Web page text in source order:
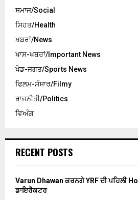
ਸਮਾਜ/Social
ਸਿਹਤ/Health
ਖਬਰਾਂ/News
ਖਾਸ-ਖਬਰਾਂ/Important News
ਖੇਡ-ਜਗਤ/Sports News
ਫਿਲਮ-ਸੰਸਾਰ/Filmy
ਰਾਜਨੀਤੀ/Politics
ਵਿਅੰਗ
RECENT POSTS
Varun Dhawan ਕਰਨਗੇ YRF ਦੀ ਪਹਿਲੀ
ਡਾਇਰੈਕਟਰ